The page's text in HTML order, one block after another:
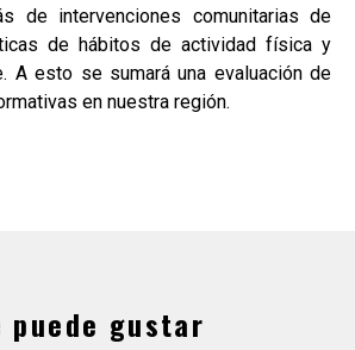
de intervenciones comunitarias de
de hábitos de actividad física y
A esto se sumará una evaluación de
en nuestra región.
puede gustar